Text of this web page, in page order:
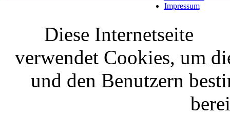
Impressum
Diese Internetseite
verwendet Cookies, um
und den Benutzern